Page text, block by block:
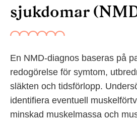
sjukdomar
En NMD-diagnos baseras på
redogörelse för symtom,
släkten och tidsförlopp.
identifiera eventuell
minskad muskelmassa och